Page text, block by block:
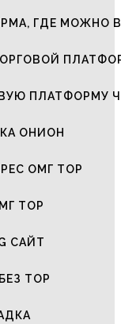
ГДЕ МОЖНО
ПЛАТФОРМУ
ОНИОН
ОМГ ТОР
ТОР
САЙТ
ТОР